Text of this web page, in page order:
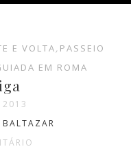
E VOLTA, PASSEIO
EM ROMA
2013